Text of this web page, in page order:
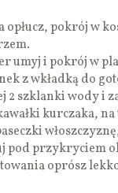
opłucz, pokrój w
umyj i pokrój w
z wkładką do
2 szklanki wody i
kurczaka,
pod przykryciem
oprósz